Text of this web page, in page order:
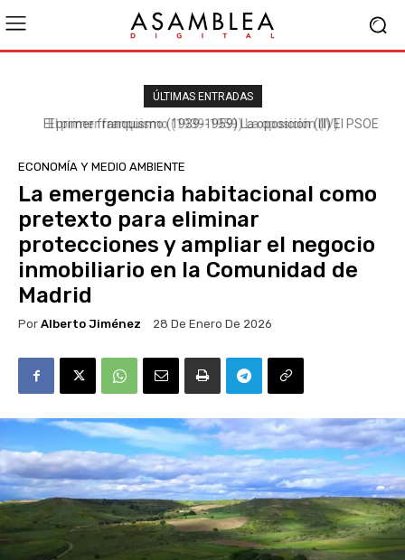
ÚLTIMAS ENTRADAS
El primer franquismo (1939-1959) La oposición (III) El PSOE
ECONOMÍA Y MEDIO AMBIENTE
La emergencia habitacional como
pretexto para eliminar
protecciones y ampliar el negocio
inmobiliario en la Comunidad de
Madrid
Por Alberto Jiménez 28 De Enero De 2026